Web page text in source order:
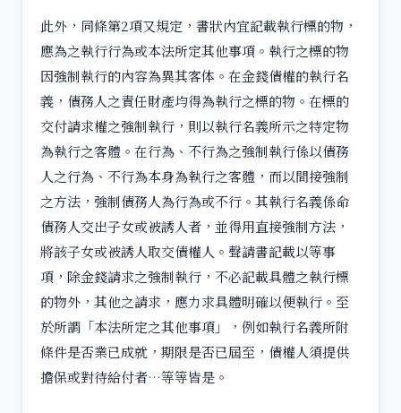
此外，同條第2項又規定，書狀內宜記載執行標的物，
應為之執行行為或本法所定其他事項。執行之標的物
因強制執行的內容為異其客体。在金錢債權的執行名
義，債務人之責任財產均得為執行之標的物。在標的
交付請求權之強制執行，則以執行名義所示之特定物
為執行之客體。在行為、不行為之強制執行係以債務
人之行為、不行為本身為執行之客體，而以間接強制
之方法，強制債務人為行為或不行。其執行名義係命
債務人交出子女或被誘人者，並得用直接強制方法，
將該子女或被誘人取交債權人。聲請書記載以等事
項，除金錢請求之強制執行，不必記載具體之執行標
的物外，其他之請求，應力求具體明確以便執行。至
於所謂「本法所定之其他事項」，例如執行名義所附
條件是否業已成就，期限是否已屆至，債權人須提供
擔保或對待給付者…等等皆是。